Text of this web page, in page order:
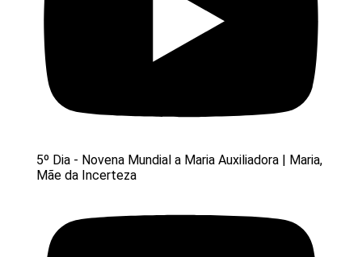
5º Dia - Novena Mundial a Maria Auxiliadora | Maria,
Mãe da Incerteza